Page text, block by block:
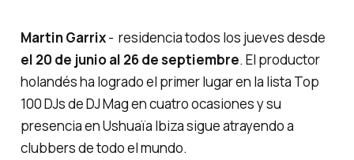
Martin Garrix- residencia todos los jueves desde
el 20 de junio al 26 de septiembre. El productor
holandés ha logrado el primer lugar en la lista Top
100 DJs de DJ Magen cuatro ocasiones y su
presencia en Ushuaïa Ibiza sigue atrayendo a
clubbersde todo el mundo.